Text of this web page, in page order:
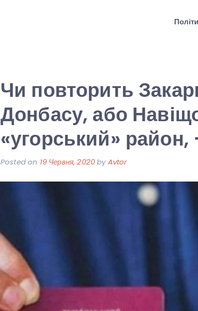
Чи повторить
Донбасу, або
«угорський» район,
Posted on 19 Червня, 2020byAvtor